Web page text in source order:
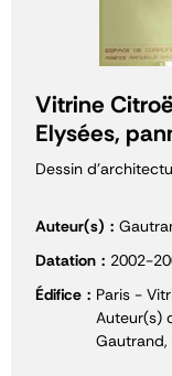
Vitrine
Elysées,
Dessin
Auteur(s)
Datation
2002-
Édifice
Paris -
Auteur(s)